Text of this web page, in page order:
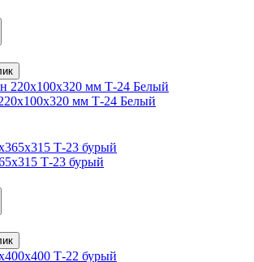
мм Т-24 Белый
Т-23 бурый